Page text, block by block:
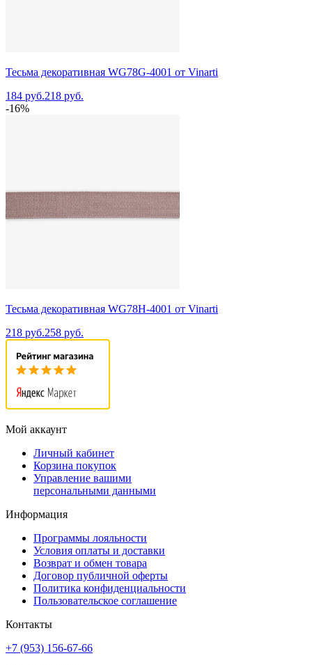
Тесьма декоративная WG78G-4001 от Vinarti
184 руб.218 руб.
-16%
Тесьма декоративная WG78H-4001 от Vinarti
218 руб.258 руб.
Мой аккаунт
Личный кабинет
Корзина покупок
Управление вашими
персональными данными
Информация
Программы лояльности
Условия оплаты и доставки
Возврат и обмен товара
Договор публичной оферты
Политика конфиденциальности
Пользовательское соглашение
Контакты
+7 (953) 156-67-66